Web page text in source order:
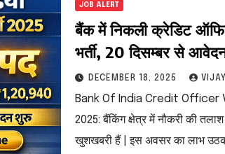
JOB ALERT
बैंक में निकली क्रेडिट
भर्ती, 20 दिसम्बर से
DECEMBER 18, 2025
Bank Of India Credit
2025: बैंकिंग क्षेत्र में नौकरी की
खुशखबरी हैं | इस अवसर का लाभ